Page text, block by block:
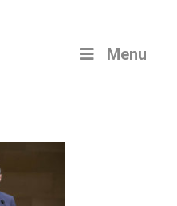
Menu